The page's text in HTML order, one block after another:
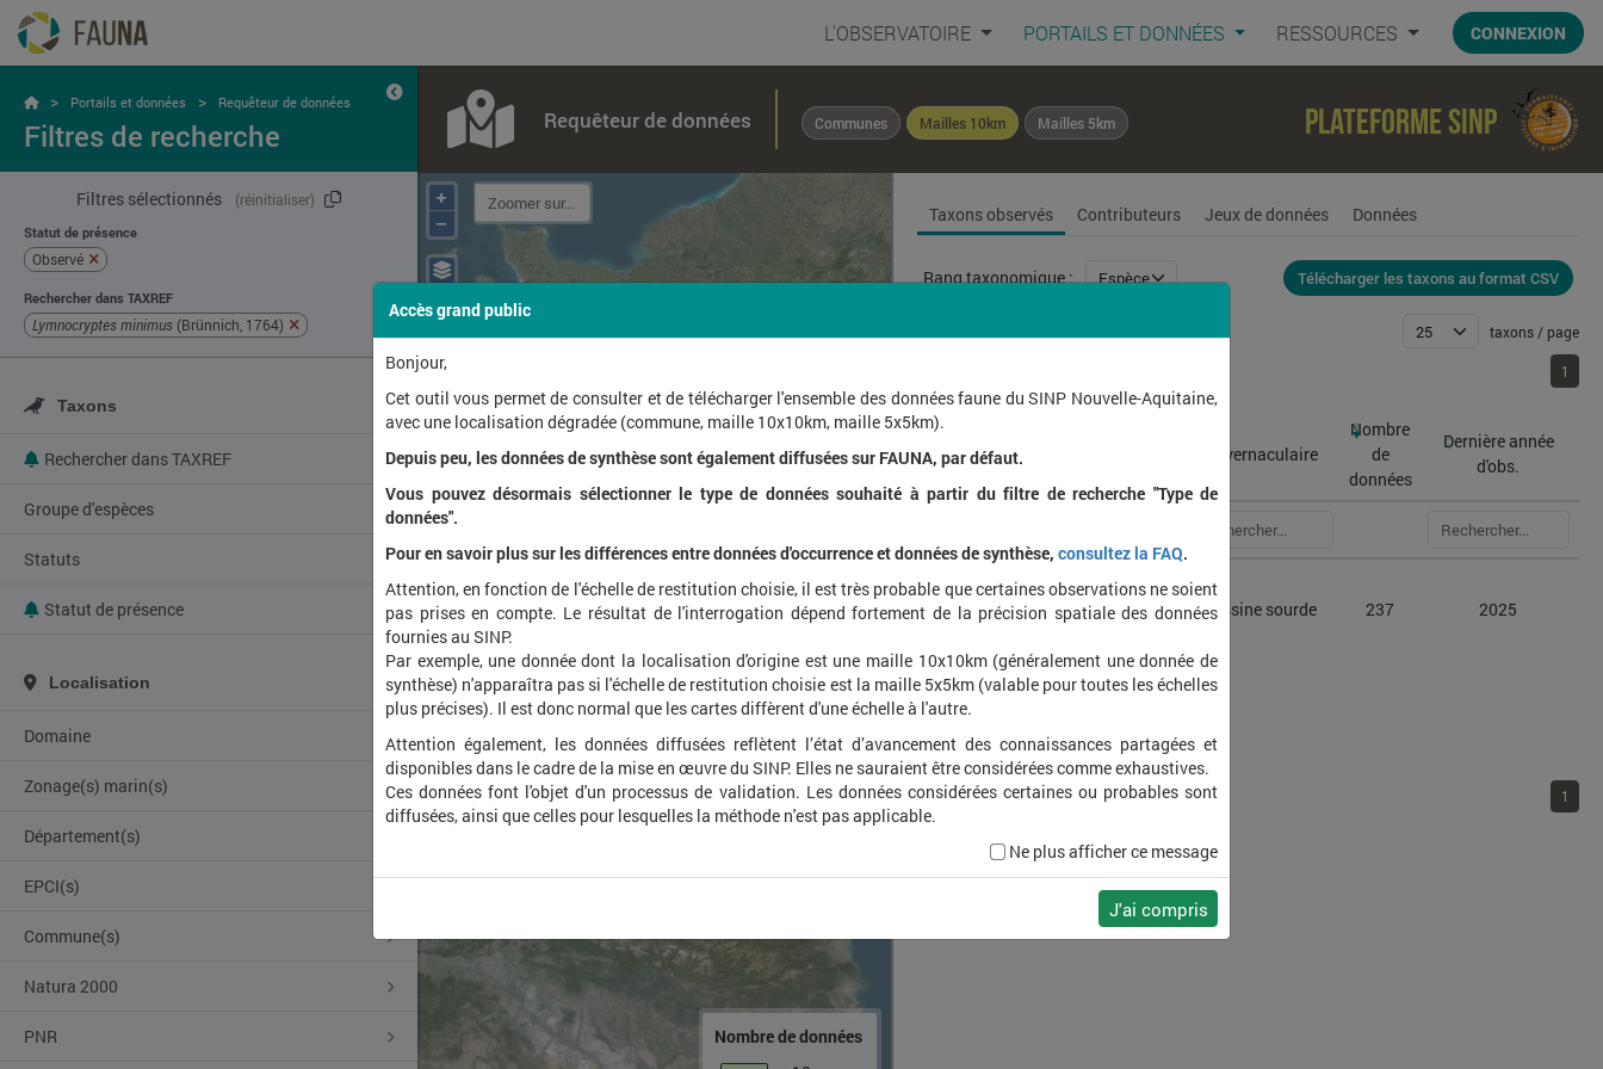
L'OBSERVATOIRE PORTAILS ET DONNÉES RESSOURCES CONNEXION
> Portails et données > Requêteur de données
Filtres de recherche
Filtres sélectionnés (réinitialiser)
Statut de présence
Observé
Rechercher dans TAXREF
Lymnocryptes minimus (Brünnich, 1764)
Taxons
Rechercher dans TAXREF
Groupe d'espèces
Statuts
Statut de présence
Localisation
Domaine
Zonage(s) marin(s)
Département(s)
EPCI(s)
Commune(s)
Natura 2000
PNR
Requêteur de données Communes Mailles 10km Mailles 5km Plateforme SINP
+
–
Nombre de données
Taxons observés Contributeurs Jeux de données Données
Rang taxonomique : Télécharger les taxons au format CSV
taxons / page
1
Nom vernaculaire
Nombre
de
données
Dernière année
d'obs.
Lymnocryptes
minimus
Bécassine sourde 237 2025
1
Accès grand public
Bonjour,
Cet outil vous permet de consulter et de télécharger l'ensemble des données faune du SINP Nouvelle-Aquitaine,
avec une localisation dégradée (commune, maille 10x10km, maille 5x5km).
Depuis peu, les données de synthèse sont également diffusées sur FAUNA, par défaut.
Vous pouvez désormais sélectionner le type de données souhaité à partir du filtre de recherche "Type de
données".
Pour en savoir plus sur les différences entre données d'occurrence et données de synthèse, consultez la FAQ.
Attention, en fonction de l'échelle de restitution choisie, il est très probable que certaines observations ne soient
pas prises en compte. Le résultat de l'interrogation dépend fortement de la précision spatiale des données
fournies au SINP.
Par exemple, une donnée dont la localisation d'origine est une maille 10x10km (généralement une donnée de
synthèse) n'apparaîtra pas si l'échelle de restitution choisie est la maille 5x5km (valable pour toutes les échelles
plus précises). Il est donc normal que les cartes diffèrent d'une échelle à l'autre.
Attention également, les données diffusées reflètent l’état d’avancement des connaissances partagées et
disponibles dans le cadre de la mise en œuvre du SINP. Elles ne sauraient être considérées comme exhaustives.
Ces données font l'objet d'un processus de validation. Les données considérées certaines ou probables sont
diffusées, ainsi que celles pour lesquelles la méthode n'est pas applicable.
Ne plus afficher ce message
J'ai compris